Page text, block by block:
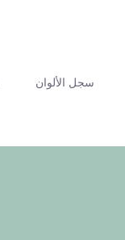
سجل الألوان